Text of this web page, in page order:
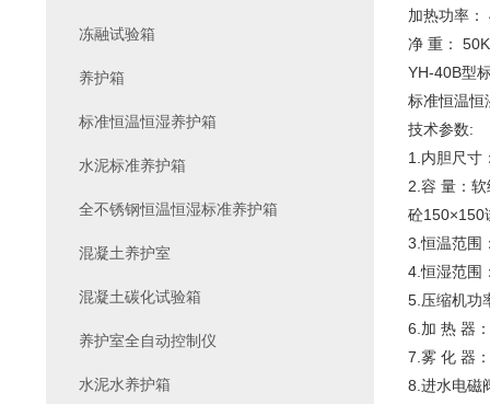
加热功率：
净 重：
YH-40B型
标准恒温恒
技术参数:
1.内胆尺寸
2.容 量：
砼150×150
3.恒温范
4.恒湿范围
5.压缩机功
6.加 热 器
7.雾 化 器
8.进水电磁
冻融试验箱
养护箱
标准恒温恒湿养护箱
水泥标准养护箱
全不锈钢恒温恒湿标准养护箱
混凝土养护室
混凝土碳化试验箱
养护室全自动控制仪
水泥水养护箱